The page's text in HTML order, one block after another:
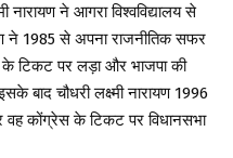
नारायण ने आगरा विश्वविद्यालय से
ने 1985 से अपना राजनीतिक सफर
टिकट पर लड़ा और भाजपा की
बाद चौधरी लक्ष्मी नारायण 1996
वह कोंग्रेस के टिकट पर विधानसभा